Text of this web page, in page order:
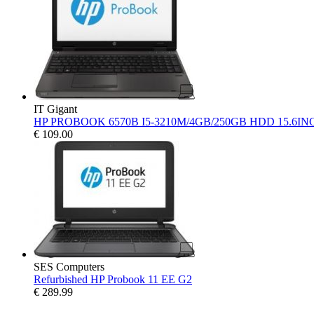
IT Gigant
HP PROBOOK 6570B I5-3210M/4GB/250GB HDD
€ 109.00
SES Computers
Refurbished HP Probook 11 EE G2
€ 289.99